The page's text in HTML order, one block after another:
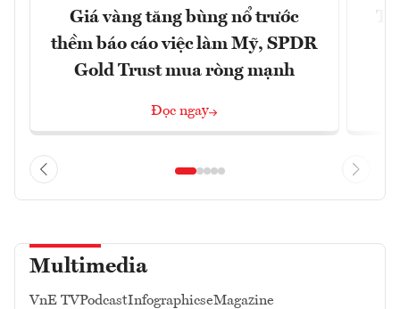
Giá vàng tăng bùng nổ trước
thềm báo cáo việc làm Mỹ, SPDR
Gold Trust mua ròng mạnh
Đọc ngay
Multimedia
VnE TVPodcastInfographicseMagazine